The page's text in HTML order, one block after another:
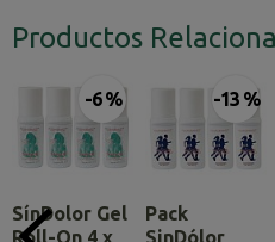
Productos
-6 %
SínDolor Gel
Roll-On 4 x
-13 %
Pack
SinDólor